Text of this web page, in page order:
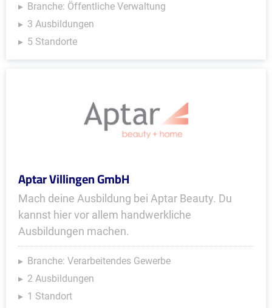
Branche: Öffentliche Verwaltung
3 Ausbildungen
5 Standorte
Aptar Villingen GmbH
Mach deine Ausbildung bei Aptar Beauty. Du
kannst hier vor allem handwerkliche
Ausbildungen machen.
Branche: Verarbeitendes Gewerbe
2 Ausbildungen
1 Standort